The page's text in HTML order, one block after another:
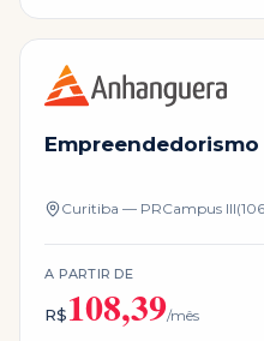
Curitiba — PRCampus
A PARTIR DE
R$108,39/mês